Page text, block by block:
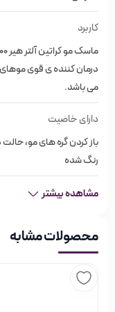
نرم کننده و تقویت
حاوی روغن مواد
بازسازی کننده مو
بدون سولفات و پارابن
500 میل
طرز استفاده از
500‌میل
کاربرد
درمان کننده ی قوی
می باشد.
دارای خاصیت
باز کردن گره های مو،
رنگ شده
مشاهده بیشتر
محصولات مشابه